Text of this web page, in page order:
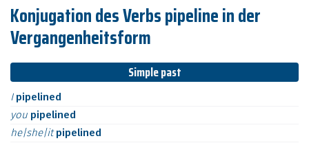
Konjugation des Verbs pipeline in der
Vergangenheitsform
Simple past
I pipelined
you pipelined
he|she|itpipelined